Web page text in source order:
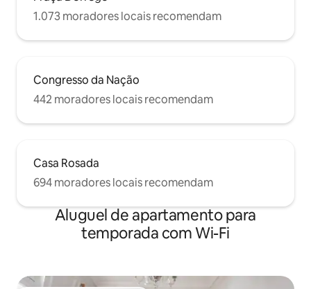
restaurantes e vida noturna, e de
Colonia Express para cruzeiros de um dia
para Colonia del Uruguay, que, a
1.073 moradores locais recomendam
Congresso da Nação
442 moradores locais recomendam
Casa Rosada
694 moradores locais recomendam
Aluguel de apartamento para
temporada com Wi-Fi